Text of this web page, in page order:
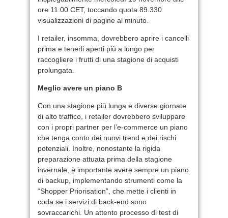
ore 11.00 CET, toccando quota 89.330
visualizzazioni di pagine al minuto.
I retailer, insomma, dovrebbero aprire i cancelli
prima e tenerli aperti più a lungo per
raccogliere i frutti di una stagione di acquisti
prolungata.
Meglio avere un piano B
Con una stagione più lunga e diverse giornate
di alto traffico, i retailer dovrebbero sviluppare
con i propri partner per l’e-commerce un piano
che tenga conto dei nuovi trend e dei rischi
potenziali. Inoltre, nonostante la rigida
preparazione attuata prima della stagione
invernale, è importante avere sempre un piano
di backup, implementando strumenti come la
“Shopper Priorisation”, che mette i clienti in
coda se i servizi di back-end sono
sovraccarichi. Un attento processo di test di